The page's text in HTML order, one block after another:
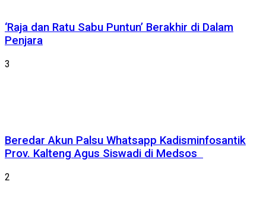
‘Raja dan Ratu Sabu Puntun’ Berakhir di Dalam
Penjara
3
Beredar Akun Palsu Whatsapp Kadisminfosantik
Prov. Kalteng Agus Siswadi di Medsos
2